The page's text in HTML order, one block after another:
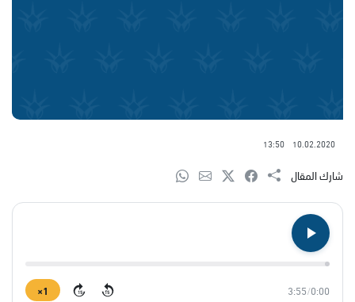
10.02.2020
13:50
شارك المقال
0:00
/
3:55
15
15
1×